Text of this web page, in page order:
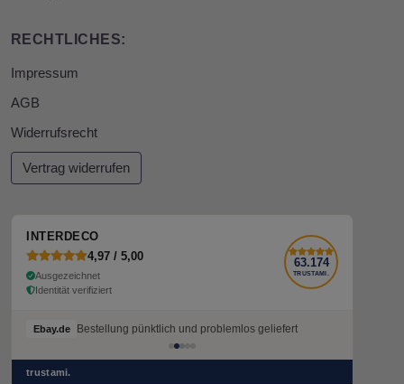
RECHTLICHES:
Impressum
AGB
Widerrufsrecht
Vertrag widerrufen
INTERDECO
4,97 / 5,00
Ausgezeichnet
Identität verifiziert
63.174
TRUSTAMI.
Ebay.de Bestellung pünktlich und problemlos geliefert
trustami.